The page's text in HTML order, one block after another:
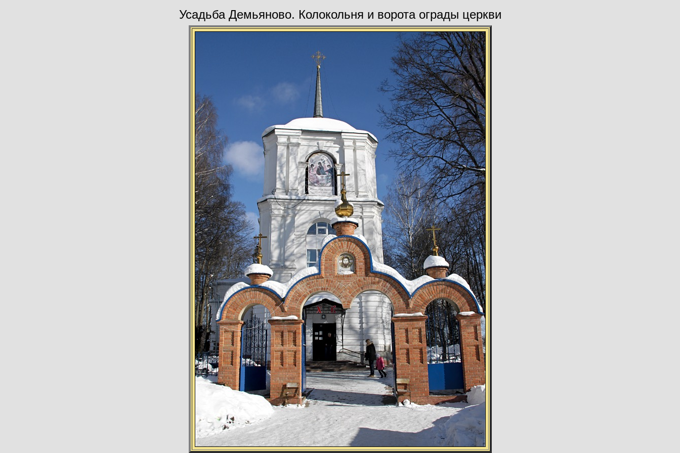
Усадьба Демьяново. Колокольня и ворота ограды церкви